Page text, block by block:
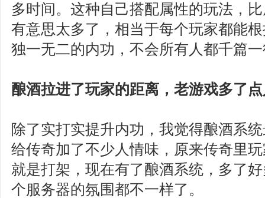
多时间。这种自己搭配属性的玩法，
有意思太多了，相当于每个玩家都能
独一无二的内功，不会所有人都千篇
酿酒拉进了玩家的距离，老游戏多了
除了实打实提升内功，我觉得酿酒系
给传奇加了不少人情味，原来传奇里
就是打架，现在有了酿酒系统，多了
个服务器的氛围都不一样了。